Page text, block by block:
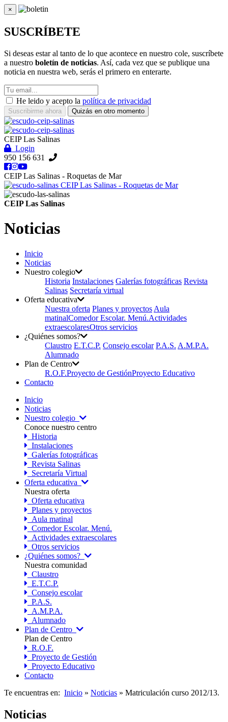
×
Cerrar
SUSCRÍBETE
Si deseas estar al tanto de lo que acontece en nuestro cole, suscríbete
a nuestro boletín de noticias. Así, cada vez que se publique una
noticia en nuestra web, serás el primero en enterarte.
He leido y acepto la política de privacidad
Suscribirme ahora Quizás en otro momento
CEIP Las Salinas
Login
950 156 631
CEIP Las Salinas - Roquetas de Mar
CEIP Las Salinas - Roquetas de Mar
CEIP Las Salinas
Noticias
Inicio
Noticias
Nuestro colegio
Historia Instalaciones Galerías fotográficas Revista
Salinas Secretaría virtual
Oferta educativa
Nuestra oferta Planes y proyectos Aula
matinalComedor Escolar. Menú.Actividades
extraescolaresOtros servicios
¿Quiénes somos?
Claustro E.T.C.P. Consejo escolar P.A.S. A.M.P.A.
Alumnado
Plan de Centro
R.O.F.Proyecto de GestiónProyecto Educativo
Contacto
Inicio
Noticias
Nuestro colegio
Conoce nuestro centro
Historia
Instalaciones
Galerías fotográficas
Revista Salinas
Secretaría Virtual
Oferta educativa
Nuestra oferta
Oferta educativa
Planes y proyectos
Aula matinal
Comedor Escolar. Menú.
Actividades extraescolares
Otros servicios
¿Quiénes somos?
Nuestra comunidad
Claustro
E.T.C.P.
Consejo escolar
P.A.S.
A.M.P.A.
Alumnado
Plan de Centro
Plan de Centro
R.O.F.
Proyecto de Gestión
Proyecto Educativo
Contacto
Te encuentras en: Inicio » Noticias » Matriculación curso 2012/13.
Noticias